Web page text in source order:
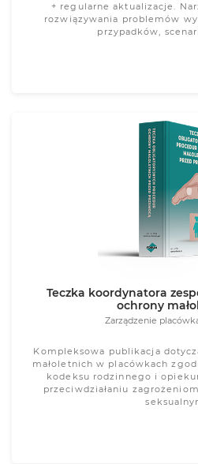
+ regularne aktualizacje.
rozwiązywania problemów
przypadków,
Teczka koordynatora
ochrony
Zarządzenie
Kompleksowa publikacja
małoletnich w placówkach
kodeksu rodzinnego i
przeciwdziałaniu